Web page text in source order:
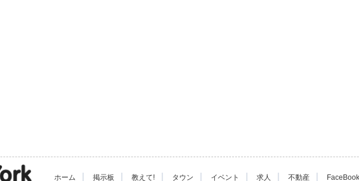
ホーム | 掲示板 | 教えて! | タウン | イベント | 求人 | 不動産 |